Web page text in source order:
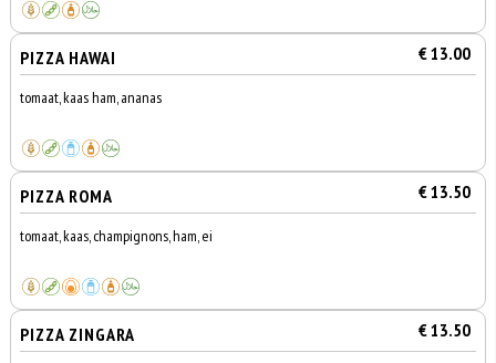
PIZZA HAWAI € 13.00
tomaat, kaas ham, ananas
PIZZA ROMA € 13.50
tomaat, kaas, champignons, ham, ei
PIZZA ZINGARA € 13.50